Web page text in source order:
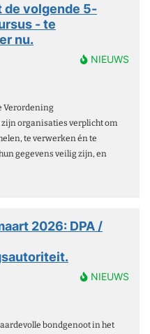
de volgende 5-
- te
nu.
NIEUWS
Verordening
zijn organisaties verplicht om
te verwerken én te
gegevens veilig zijn, en
2026: DPA /
NIEUWS
bondgenoot in het